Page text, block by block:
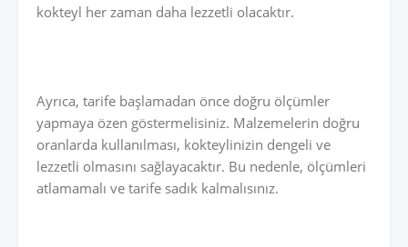
kokteyl her zaman daha lezzetli olacaktır.
Ayrıca, tarife başlamadan önce doğru ölçümler
yapmaya özen göstermelisiniz. Malzemelerin doğru
oranlarda kullanılması, kokteylinizin dengeli ve
lezzetli olmasını sağlayacaktır. Bu nedenle, ölçümleri
atlamamalı ve tarife sadık kalmalısınız.